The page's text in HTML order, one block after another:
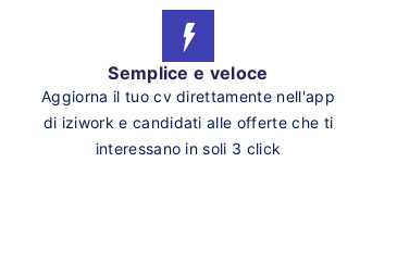
Semplice e veloce
Aggiorna il tuo cv direttamente nell'app
di iziwork e candidati alle offerte che ti
interessano in soli 3 click